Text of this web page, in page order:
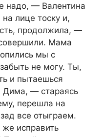
надо, — Валентина
на лице тоску и,
продолжила, —
Мама
мы с
не могу. Ты,
и пытаешься
Дима, — стараясь
перешла на
все отыграем.
исправить